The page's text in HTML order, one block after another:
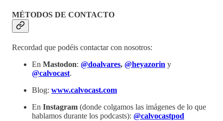
MÉTODOS DE CONTACTO
Recordad que podéis contactar con nosotros:
En Mastodon: @doalvares, @heyazorin y
@calvocast.
Blog: www.calvocast.com
En Instagram (donde colgamos las imágenes de lo que
hablamos durante los podcasts): @calvocastpod